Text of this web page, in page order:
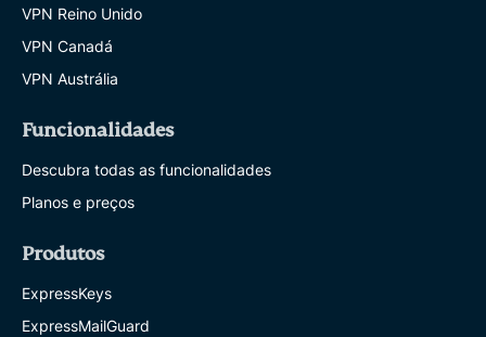
VPN Reino Unido
VPN Canadá
VPN Austrália
Funcionalidades
Descubra todas as funcionalidades
Planos e preços
Produtos
ExpressKeys
ExpressMailGuard